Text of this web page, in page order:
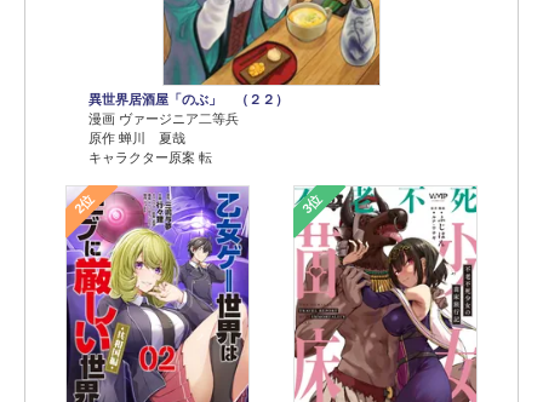
異世界居酒屋「のぶ」 （２２）
漫画 ヴァージニア二等兵
原作 蝉川 夏哉
キャラクター原案 転
2位 3位